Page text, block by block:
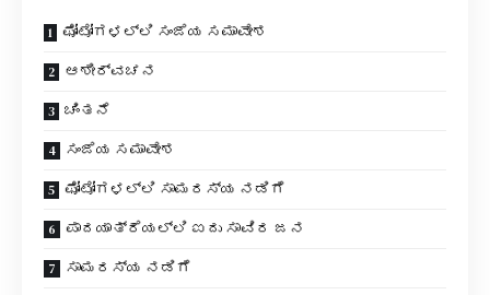
ಫೋಟೋಗಳಲ್ಲಿ ಸಂಜೆಯ ಸಮಾವೇಶ
ಆಶೀರ್ವಚನ
ಚಿಂತನೆ
ಸಂಜೆಯ ಸಮಾವೇಶ
ಫೋಟೋಗಳಲ್ಲಿ ಸಾಮರಸ್ಯ ನಡಿಗೆ
ಪಾದಯಾತ್ರೆಯಲ್ಲಿ ಐದು ಸಾವಿರ ಜನ
ಸಾಮರಸ್ಯ ನಡಿಗೆ